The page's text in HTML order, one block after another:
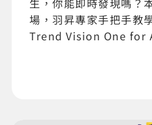
場，羽昇專家手把手教
Trend Vision One for